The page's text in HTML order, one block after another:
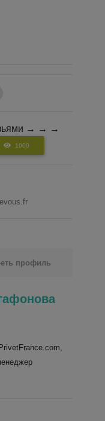
→ → →
1000
профиль